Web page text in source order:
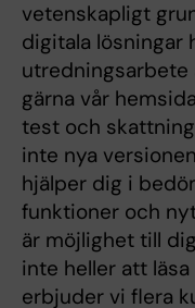
vetenskapligt
digitala lösningar
utredningsarbete
gärna vår
test och
inte nya
hjälper dig i
funktioner och
är möjlighet till
inte heller att läsa
erbjuder vi flera